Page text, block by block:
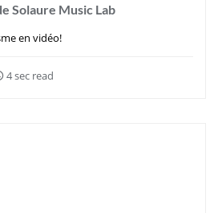
Solaure Music Lab
en vidéo!
4 sec read